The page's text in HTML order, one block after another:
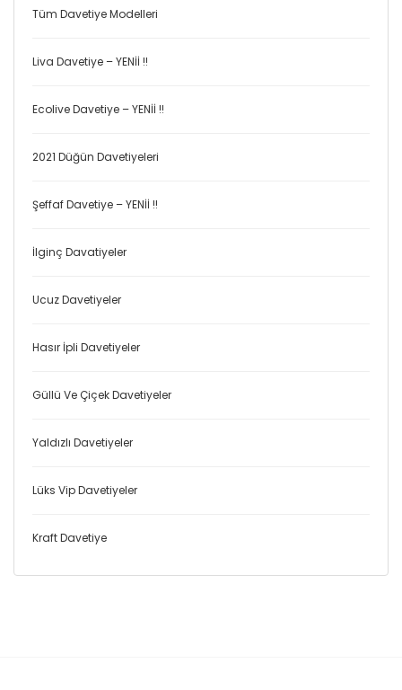
Tüm Davetiye Modelleri
Liva Davetiye – YENİİ !!
Ecolive Davetiye – YENİİ !!
2021 Düğün Davetiyeleri
Şeffaf Davetiye – YENİİ !!
İlginç Davatiyeler
Ucuz Davetiyeler
Hasır İpli Davetiyeler
Güllü Ve Çiçek Davetiyeler
Yaldızlı Davetiyeler
Lüks Vip Davetiyeler
Kraft Davetiye